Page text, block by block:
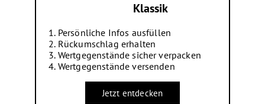
Klassik
Persönliche Infos ausfüllen
Rückumschlag erhalten
Wertgegenstände sicher verpacken
Wertgegenstände versenden
Jetzt entdecken